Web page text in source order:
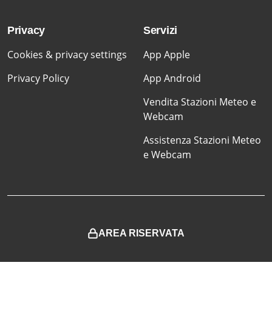
Privacy
Cookies & privacy settings
Privacy Policy
Servizi
App Apple
App Android
Vendita Stazioni Meteo e
Webcam
Assistenza Stazioni Meteo
e Webcam
AREA RISERVATA